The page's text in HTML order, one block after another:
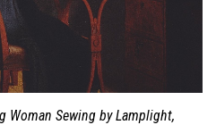
Woman Sewing by Lamplight,